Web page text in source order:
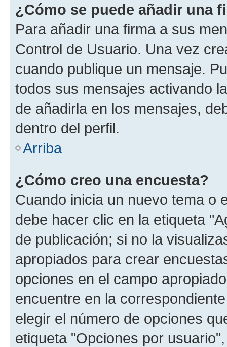
¿Cómo se puede añadir una
Para añadir una firma a sus
Control de Usuario. Una vez
cuando publique un mensaje.
todos sus mensajes activando
de añadirla en los mensajes,
dentro del perfil.
Arriba
¿Cómo creo una encuesta?
Cuando inicia un nuevo tema o
debe hacer clic en la etiqueta
de publicación; si no la
apropiados para crear
opciones en el campo
encuentre en la
elegir el número de opciones
etiqueta "Opciones por